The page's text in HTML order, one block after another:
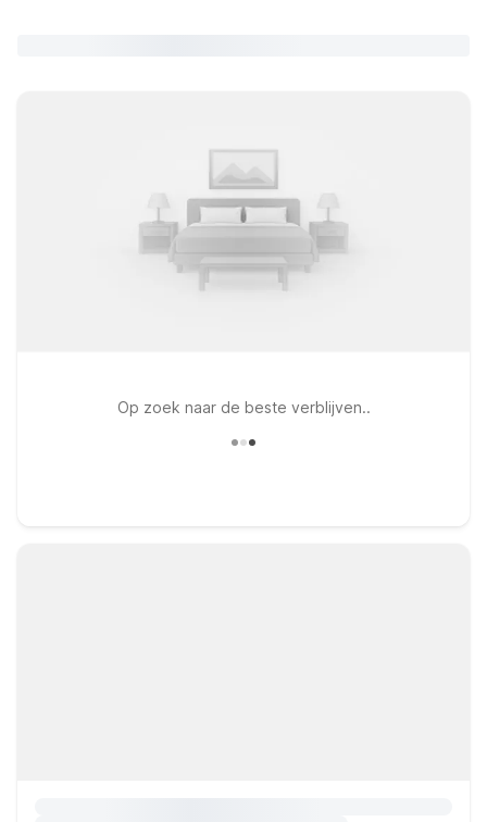
Op zoek naar de beste verblijven..